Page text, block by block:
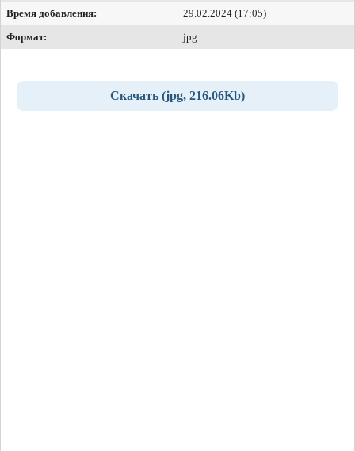
Время добавления:
29.02.2024 (17:05)
Формат:
jpg
Скачать (jpg, 216.06Kb)